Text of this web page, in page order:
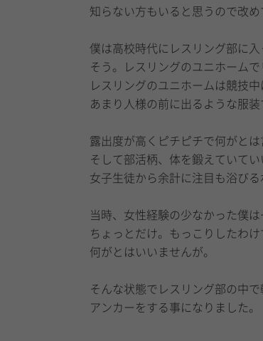
知らない方もいると思うので改め
僕は高校時代にレスリング部に入
そう。レスリングのユニホームで
レスリングのユニホームは競技
あまり人様の前に出るような服装
露出度が高くピチピチで何がとは
そして部活柄、体を鍛えていて
女子生徒から余計に注目も浴びる
当時、女性経験の少なかった僕
ちょっとだけ。もっこりしたわけ
何がとはいいませんが。
そんな状態でレスリング部の中
アンカーをする事になりました。